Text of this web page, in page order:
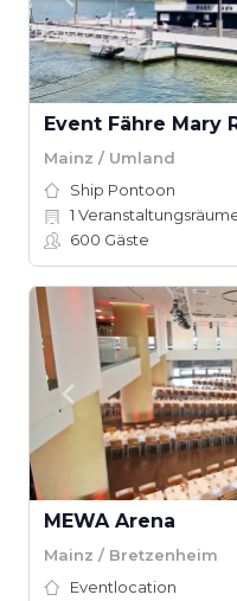
Event Fähre Mary
Mainz / Umland
Ship Pontoon
1
600 Gäste
MEWA Arena
Mainz / Bretzenheim
Eventlocation